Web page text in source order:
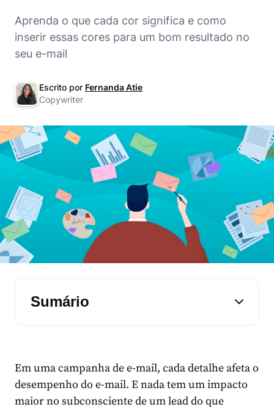
Aprenda o que cada cor significa e como
inserir essas cores para um bom resultado no
seu e-mail
Escrito por Fernanda Atie
Copywriter
Sumário
Em uma campanha de e-mail, cada detalhe afeta o
desempenho do e-mail. E nada tem um impacto
maior no subconsciente de um lead do que